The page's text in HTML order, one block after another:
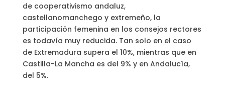
de cooperativismo andaluz,
castellanomanchego y extremeño, la
participación femenina en los consejos rectores
es todavía muy reducida. Tan solo en el caso
de Extremadura supera el 10%, mientras que en
Castilla-La Mancha es del 9% y en Andalucía,
del 5%.